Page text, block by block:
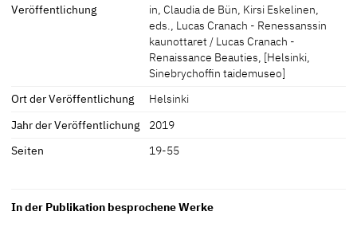
Veröffentlichung
in, Claudia de Bün, Kirsi Eskelinen,
eds., Lucas Cranach - Renessanssin
kaunottaret / Lucas Cranach -
Renaissance Beauties, [Helsinki,
Sinebrychoffin taidemuseo]
Ort der Veröffentlichung
Helsinki
Jahr der Veröffentlichung
2019
Seiten
19-55
In der Publikation besprochene Werke